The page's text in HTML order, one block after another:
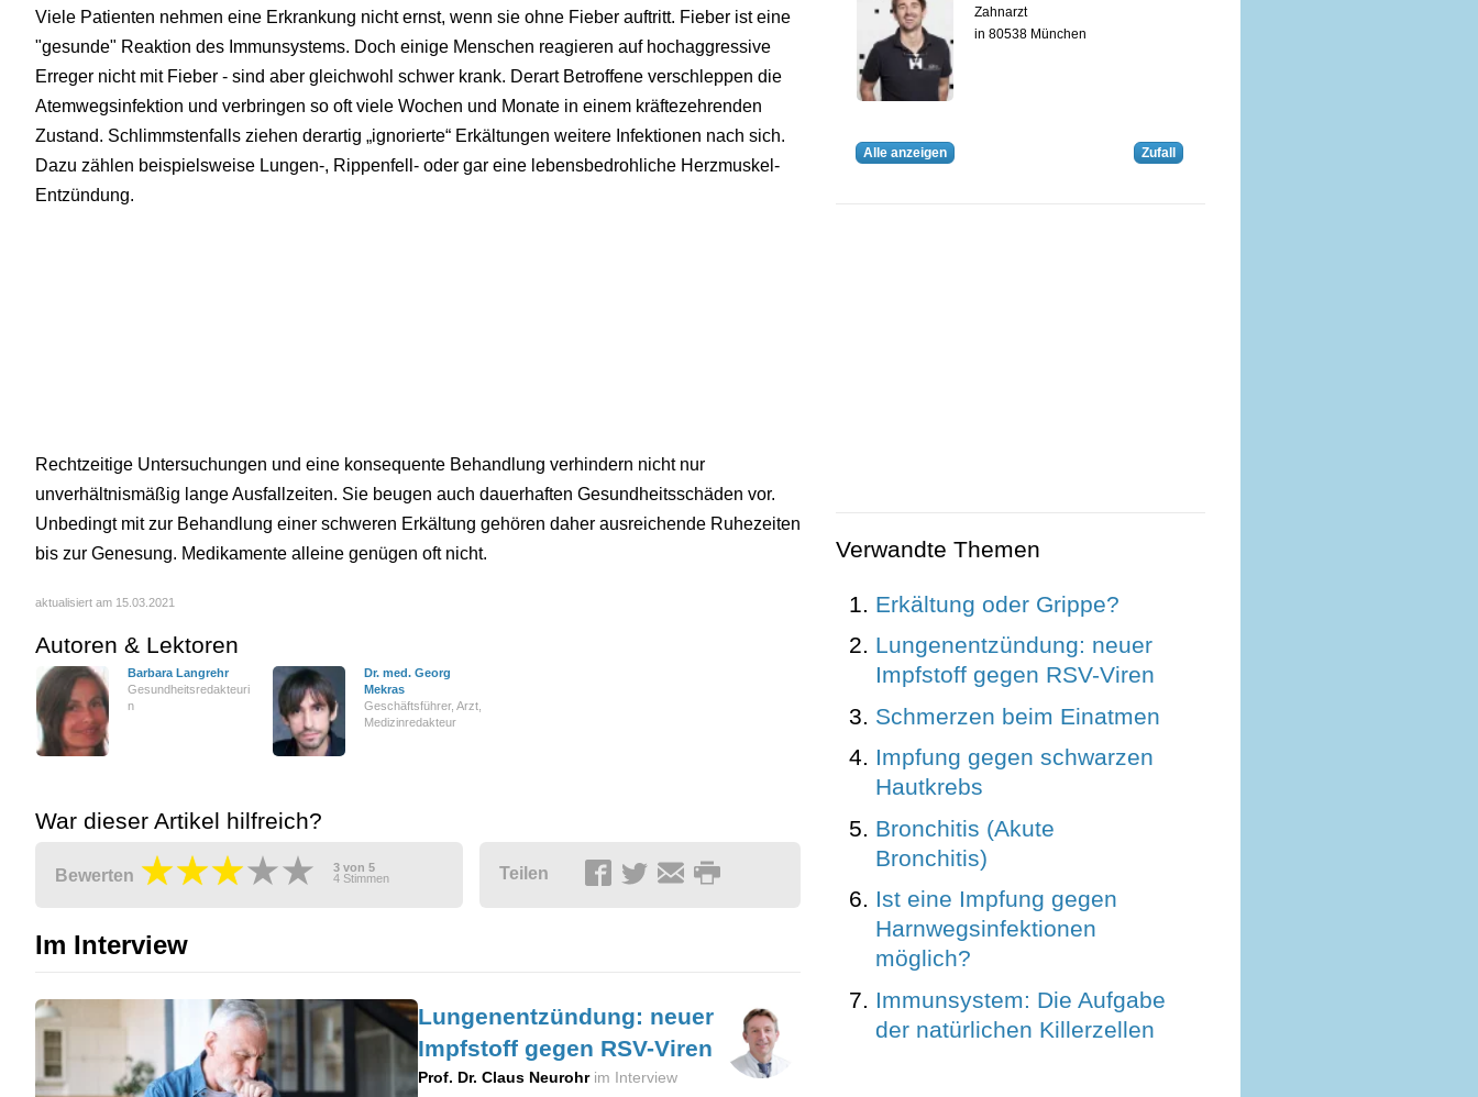
Viele Patienten nehmen eine Erkrankung nicht ernst, wenn sie ohne Fieber auftritt. Fieber ist eine
"gesunde" Reaktion des Immunsystems. Doch einige Menschen reagieren auf hochaggressive
Erreger nicht mit Fieber - sind aber gleichwohl schwer krank. Derart Betroffene verschleppen die
Atemwegsinfektion und verbringen so oft viele Wochen und Monate in einem kräftezehrenden
Zustand. Schlimmstenfalls ziehen derartig „ignorierte“ Erkältungen weitere Infektionen nach sich.
Dazu zählen beispielsweise Lungen-, Rippenfell- oder gar eine lebensbedrohliche Herzmuskel-
Entzündung.
Rechtzeitige Untersuchungen und eine konsequente Behandlung verhindern nicht nur
unverhältnismäßig lange Ausfallzeiten. Sie beugen auch dauerhaften Gesundheitsschäden vor.
Unbedingt mit zur Behandlung einer schweren Erkältung gehören daher ausreichende Ruhezeiten
bis zur Genesung. Medikamente alleine genügen oft nicht.
aktualisiert am 15.03.2021
Autoren & Lektoren
Barbara Langrehr
Gesundheitsredakteuri
n
Dr. med. Georg
Mekras
Geschäftsführer, Arzt,
Medizinredakteur
War dieser Artikel hilfreich?
Bewerten 3 von 5
4 Stimmen Teilen
Im Interview
Lungenentzündung: neuer
Impfstoff gegen RSV-Viren
Prof. Dr. Claus Neurohrim Interview
Zahnarzt
in 80538 München
Alle anzeigen Zufall
Verwandte Themen
Erkältung oder Grippe?
Lungenentzündung: neuer
Impfstoff gegen RSV-Viren
Schmerzen beim Einatmen
Impfung gegen schwarzen
Hautkrebs
Bronchitis (Akute
Bronchitis)
Ist eine Impfung gegen
Harnwegsinfektionen
möglich?
Immunsystem: Die Aufgabe
der natürlichen Killerzellen